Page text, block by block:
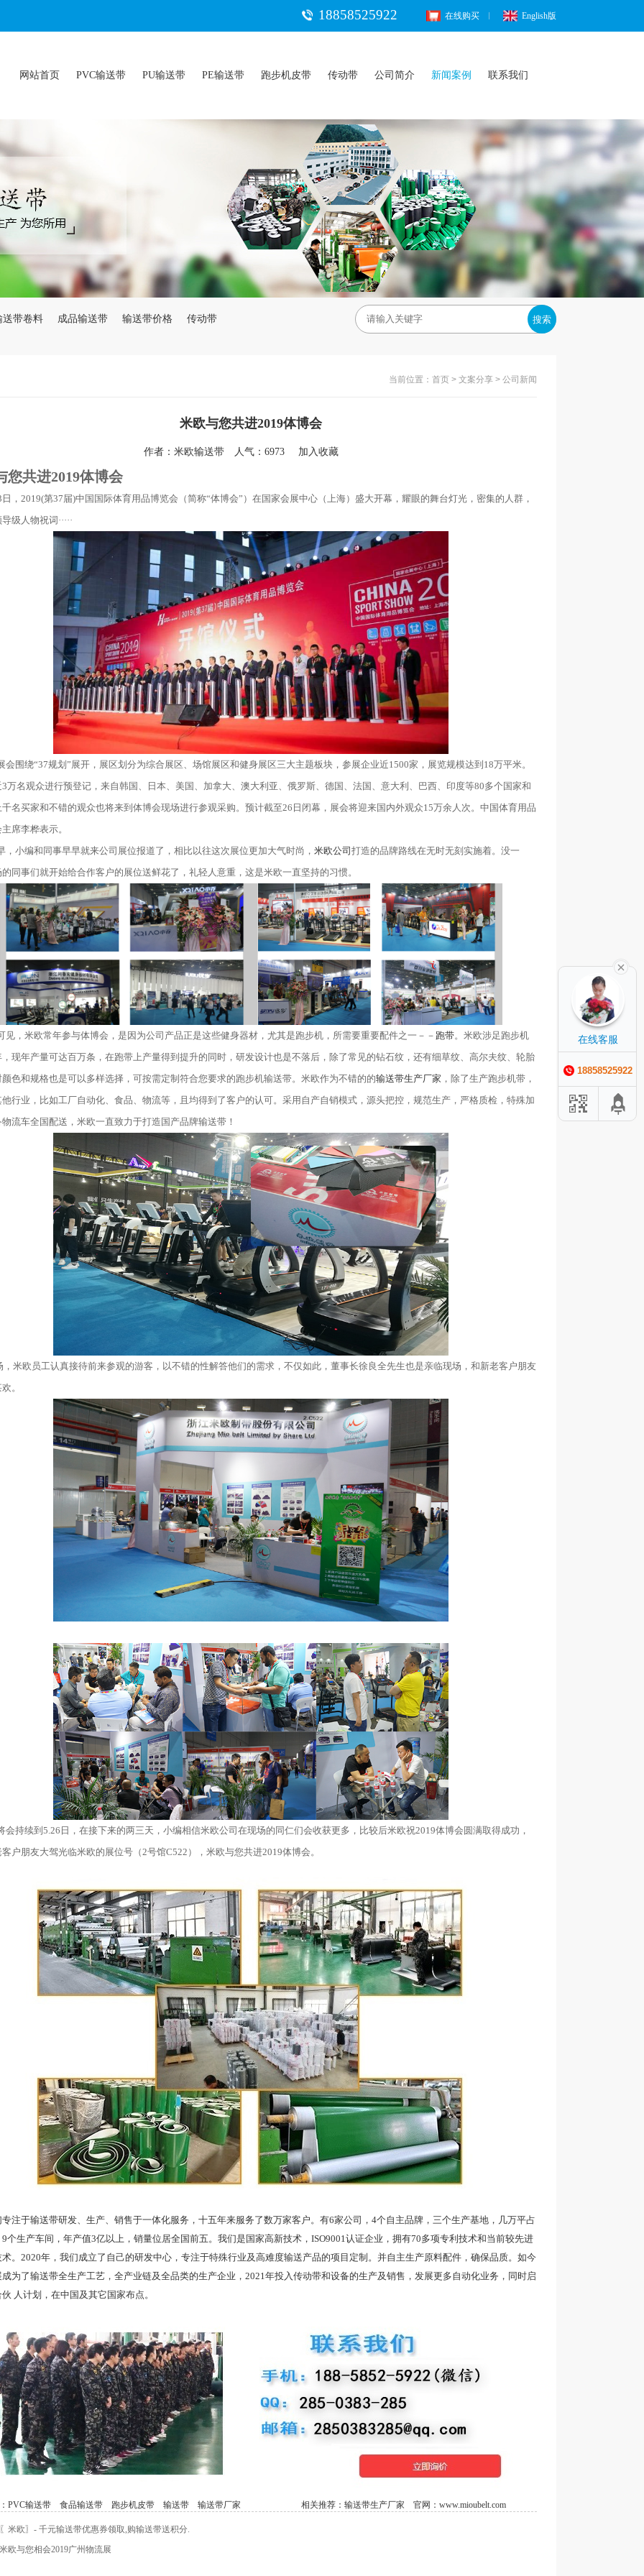
18858525922 在线购买 English版
网站首页 PVC输送带 PU输送带 PE输送带 跑步机皮带 传动带 公司简介 新闻案例 联系我们
送带卷料 成品输送带 输送带价格 传动带 搜索
当前位置： 首页 > 文案分享 > 公司新闻
米欧与您共进2019体博会
作者： 米欧输送带人气：6973 加入收藏
您共进2019体博会
，2019(第37届)中国国际体育用品博览会（简称“体博会”）在国家会展中心（上海）盛大开幕，耀眼的舞台灯光，密集的人群，
级人物祝词·····
围绕“37规划”展开，展区划分为综合展区、场馆展区和健身展区三大主题板块，参展企业近1500家，展览规模达到18万平米。
万名观众进行预登记，来自韩国、日本、美国、加拿大、澳大利亚、俄罗斯、德国、法国、意大利、巴西、印度等80多个国家和
名买家和不错的观众也将来到体博会现场进行参观采购。预计截至26日闭幕，展会将迎来国内外观众15万余人次。中国体育用品
席李桦表示。
小编和同事早早就来公司展位报道了，相比以往这次展位更加大气时尚， 米欧公司 打造的品牌路线在无时无刻实施着。没一
同事们就开始给合作客户的展位送鲜花了，礼轻人意重，这是米欧一直坚持的习惯。
，米欧常年参与体博会，是因为公司产品正是这些健身器材，尤其是跑步机，所需要重要配件之一－－ 跑带。米欧涉足跑步机
现年产量可达百万条，在跑带上产量得到提升的同时，研发设计也是不落后，除了常见的钻石纹，还有细草纹、高尔夫纹、轮胎
色和规格也是可以多样选择，可按需定制符合您要求的跑步机输送带。米欧作为不错的的输送带生产厂家 ，除了生产跑步机带，
行业，比如工厂自动化、食品、物流等，且均得到了客户的认可。采用自产自销模式，源头把控，规范生产，严格质检，特殊加
流车全国配送，米欧一直致力于打造国产品牌输送带！
米欧员工认真接待前来参观的游客，以不错的性解答他们的需求，不仅如此，董事长徐良全先生也是亲临现场，和新老客户朋友
。
持续到5.26日，在接下来的两三天，小编相信米欧公司在现场的同仁们会收获更多，比较后米欧祝2019体博会圆满取得成功，
户朋友大驾光临米欧的展位号（2号馆C522），米欧与您共进2019体博会。
于输送带研发、生产、销售于一体化服务，十五年来服务了数万家客户。有6家公司，4个自主品牌，三个生产基地，几万平占
个生产车间，年产值3亿以上，销量位居全国前五。我们是国家高新技术，ISO9001认证企业，拥有70多项专利技术和当前较先进
。2020年，我们成立了自己的研发中心，专注于特殊行业及高难度输送产品的项目定制。并自主生产原料配件，确保品质。如今
为了输送带全生产工艺，全产业链及全品类的生产企业，2021年投入传动带和设备的生产及销售，发展更多自动化业务，同时启
人计划，在中国及其它国家布点。
PVC输送带 食品输送带 跑步机皮带 输送带 输送带厂家 相关推荐： 输送带生产厂家 官网： www.mioubelt.com
米欧〗- 千元输送带优惠券领取,购输送带送积分.
欧与您相会2019广州物流展
在线客服
18858525922